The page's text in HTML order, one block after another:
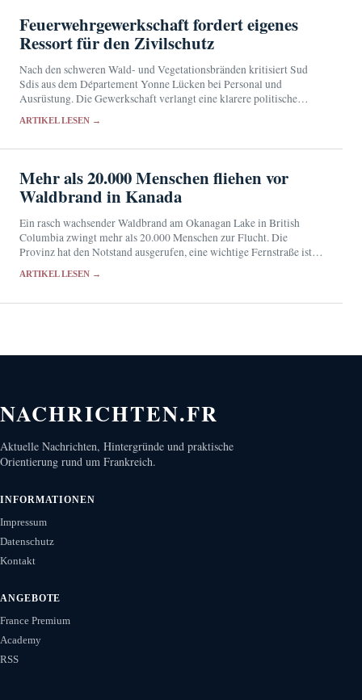
Feuerwehrgewerkschaft fordert eigenes
Ressort für den Zivilschutz
Nach den schweren Wald- und Vegetationsbränden kritisiert Sud
Sdis aus dem Département Yonne Lücken bei Personal und
Ausrüstung. Die Gewerkschaft verlangt eine klarere politische
ARTIKEL LESEN →
Mehr als 20.000 Menschen fliehen vor
Waldbrand in Kanada
Ein rasch wachsender Waldbrand am Okanagan Lake in British
Columbia zwingt mehr als 20.000 Menschen zur Flucht. Die
Provinz hat den Notstand ausgerufen, eine wichtige Fernstraße ist
ARTIKEL LESEN →
NACHRICHTEN.FR
Aktuelle Nachrichten, Hintergründe und praktische
Orientierung rund um Frankreich.
INFORMATIONEN
Impressum
Datenschutz
Kontakt
ANGEBOTE
France Premium
Academy
RSS